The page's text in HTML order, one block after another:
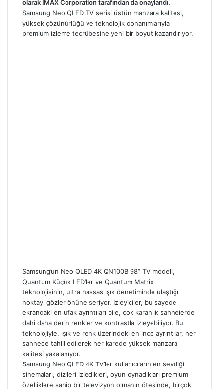
olarak IMAX Corporation tarafından da onaylandı.
Samsung Neo QLED TV serisi üstün manzara kalitesi,
yüksek çözünürlüğü ve teknolojik donanımlarıyla
premium izleme tecrübesine yeni bir boyut kazandırıyor.
Samsung’un Neo QLED 4K QN100B 98” TV modeli,
Quantum Küçük LED’ler ve Quantum Matrix
teknolojisinin, ultra hassas ışık denetiminde ulaştığı
noktayı gözler önüne seriyor. İzleyiciler, bu sayede
ekrandaki en ufak ayrıntıları bile, çok karanlık sahnelerde
dahi daha derin renkler ve kontrastla izleyebiliyor. Bu
teknolojiyle, ışık ve renk üzerindeki en ince ayrıntılar, her
sahnede tahlil edilerek her karede yüksek manzara
kalitesi yakalanıyor.
Samsung Neo QLED 4K TV’ler kullanıcıların en sevdiği
sinemaları, dizileri izledikleri, oyun oynadıkları premium
özelliklere sahip bir televizyon olmanın ötesinde, birçok